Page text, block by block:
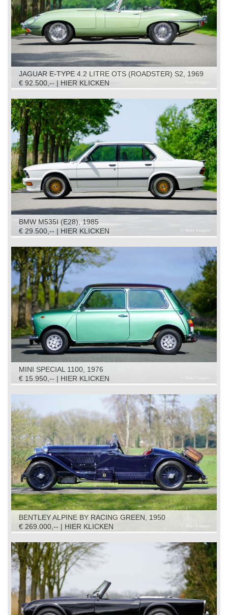
JAGUAR E-TYPE 4.2 LITRE OTS (ROADSTER) S2, 1969
€ 92.500,-- | HIER KLICKEN
BMW M535I (E28), 1985
€ 29.500,-- | HIER KLICKEN
MINI SPECIAL 1100, 1976
€ 15.950,-- | HIER KLICKEN
BENTLEY ALPINE BY RACING GREEN, 1950
€ 269.000,-- | HIER KLICKEN